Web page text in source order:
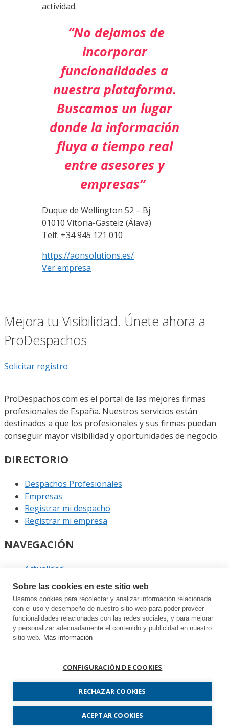
actividad.
“No dejamos de
incorporar
funcionalidades a
nuestra plataforma.
Buscamos un lugar
donde la información
fluya a tiempo real
entre asesores y
empresas”
Duque de Wellington 52 – Bj
01010 Vitoria-Gasteiz (Álava)
Telf. +34 945 121 010
https://aonsolutions.es/
Ver empresa
Mejora tu Visibilidad. Únete ahora a
ProDespachos
Solicitar registro
ProDespachos.com es el portal de las mejores firmas
profesionales de España. Nuestros servicios están
destinados a que los profesionales y sus firmas puedan
conseguir mayor visibilidad y oportunidades de negocio.
DIRECTORIO
Despachos Profesionales
Empresas
Registrar mi despacho
Registrar mi empresa
NAVEGACIÓN
Actualidad
Podcast
Entrevistas
Eventos
ENLACES
Política de privacidad
Prodespachos.com © 2026 Todos los derechos
reservados
Sobre las cookies en este sitio web
Usamos cookies para recolectar y analizar información relacionada
con el uso y desempeño de nuestro sitio web para poder proveer
funcionalidades relacionadas con las redes sociales, y para mejorar
y personalizar adecuadamente el contenido y publicidad en nuestro
sitio web. Más información
CONFIGURACIÓN DE COOKIES
RECHAZAR COOKIES
ACEPTAR COOKIES